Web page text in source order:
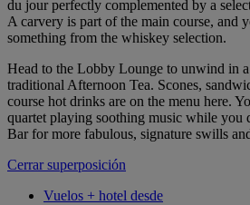
du jour perfectly complemented by a
A carvery is part of the main course, and
something from the whiskey selection.
Head to the Lobby Lounge to unwind in
traditional Afternoon Tea. Scones,
course hot drinks are on the menu here.
quartet playing soothing music while you
Bar for more fabulous, signature swills
Cerrar superposición
Vuelos + hotel desde